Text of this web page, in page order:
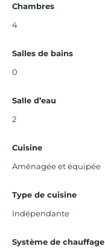
Chambres
4
Salles de bains
0
Salle d’eau
2
Cuisine
Aménagée et équipée
Type de cuisine
Indépendante
Système de chauffage